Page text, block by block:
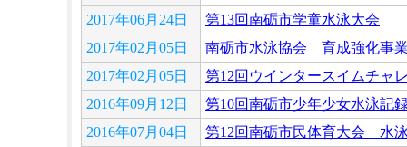
2017年06月24日
第13回南砺市学童水泳大会
2017年02月05日
南砺市水泳協会 育成強化事
2017年02月05日
第12回ウインタースイムチャ
2016年09月12日
第10回南砺市少年少女水泳記
2016年07月04日
第12回南砺市民体育大会 水